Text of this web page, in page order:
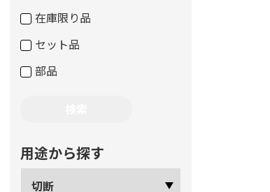
在庫限り品
セット品
部品
用途から探す
切断